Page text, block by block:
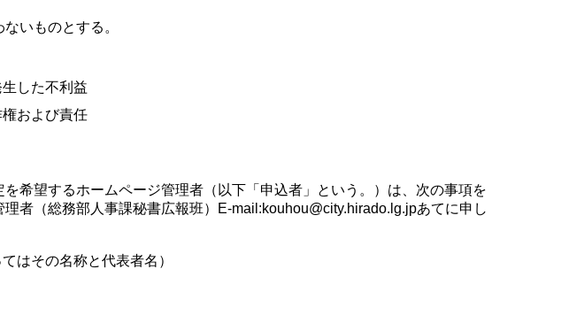
いものとする。
した不利益
および責任
希望するホームページ管理者（以下「申込者」という。）は、次の事項を
者（総務部人事課秘書広報班）E-mail:kouhou@city.hirado.lg.jpあてに申し
はその名称と代表者名）